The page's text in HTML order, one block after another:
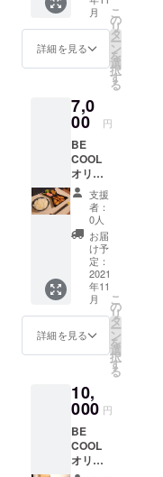
ジ・お
礼の
メッ
セージ
カード
に、お
送りさ
せて頂
きま
す。 ※
送料込
の金額
になり
ます。
月
詳細を見る
こ
の
リ
タ
ー
ン
を
選
択
す
る
7,0
00 円
BE
COOL
オリジ
ナルブ
ランド
食器 ロ
ゴ皿 2
はパッ
ケー
ジ・お
礼の
メッ
セージ
カード
ととも
送りさ
せて頂
きま
す。 ※
送料込
の金額
支援
者：
0人
お届
け予
定：
2021
年11
月
詳細を見る
こ
の
リ
タ
ー
ン
を
選
択
す
る
10,
000 円
BE
COOL
オリジ